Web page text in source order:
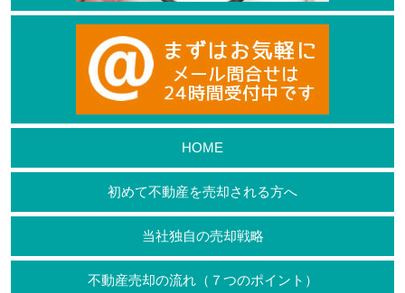
HOME
初めて不動産を売却される方へ
当社独自の売却戦略
不動産売却の流れ（７つのポイント）